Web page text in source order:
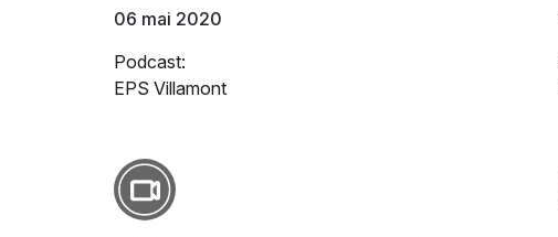
06 mai 2020
Podcast:
EPS Villamont